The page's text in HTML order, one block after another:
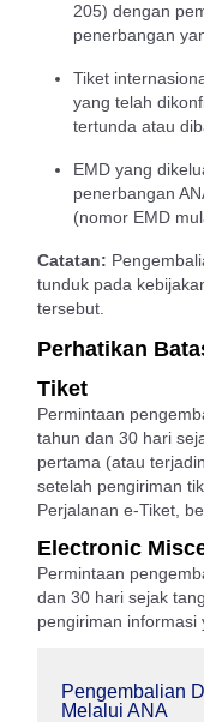
205) dengan
penerbangan
Tiket
yang telah
tertunda atau
EMD yang
penerbangan
(nomor EMD
Catatan:
tunduk pada
tersebut.
Perhatikan
Tiket
Permintaan
tahun dan 30 hari
pertama (atau
setelah pengiriman
Perjalanan e-Tiket,
Electronic
Permintaan
dan 30 hari sejak
pengiriman informasi
Pengembalian
Melalui ANA